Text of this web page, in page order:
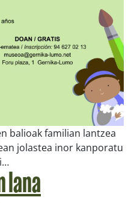
balioak familian lantzea
jolastea inor kanporatu
lana